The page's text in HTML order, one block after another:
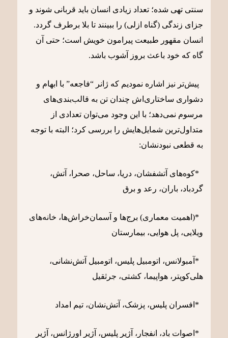
سنتی تهی شده؛ تعداد زیادی انسان باید قربانی شوند و
جزای زندگی (گناه ازلی) را ببینند تا بلا برطرف گردد.
انسان مقهور طبیعت پیرامون خویش است؛ حتی آن
گاه که خود باعث بروز آشوب باشد.
پیش‌تر نیز اشاره نمودیم که ژانر “فاجعه” با ابهام و
دشواری ساختاری‌اش چندان تن به قالب‌بندی‌های
مرسوم نمی‌دهد؛ با این وجود می‌توان تعدادی از
متداول‌ترین شمایل‌هایش را بررسی کرد؛ البته با توجه
به قطعی نبودنشان:
*کوه‌های آتشفشان، دریا، ساحل، صحرا، آتش،
گردباد، باران، رعد و برق
*(اهمیت معماری) برج‌ها و آسمان‌خراش‌ها، خانه‌های
ویلایی، پل‌ هوایی، بیمارستان‌
*آمبولانس‌‌، اتومبیل‌ پلیس، اتومبیل‌ آتش‌نشانی،
هلی‌کوپتر، هواپیما، کشتی، جرثقیل‌
*افسران پلیس، پزشک‌، آتش‌نشان‌، تیم امداد
*اصوات باد، انفجار، آژیر پلیس، آژیر اورژانس، آژیر